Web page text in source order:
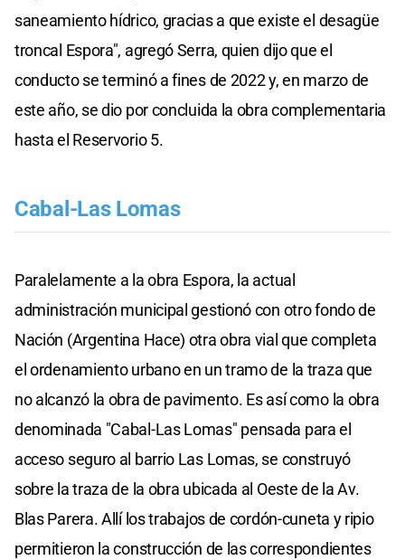
saneamiento hídrico, gracias a que existe el desagüe
troncal Espora", agregó Serra, quien dijo que el
conducto se terminó a fines de 2022 y, en marzo de
este año, se dio por concluida la obra complementaria
hasta el Reservorio 5.
Cabal-Las Lomas
Paralelamente a la obra Espora, la actual
administración municipal gestionó con otro fondo de
Nación (Argentina Hace) otra obra vial que completa
el ordenamiento urbano en un tramo de la traza que
no alcanzó la obra de pavimento. Es así como la obra
denominada "Cabal-Las Lomas" pensada para el
acceso seguro al barrio Las Lomas, se construyó
sobre la traza de la obra ubicada al Oeste de la Av.
Blas Parera. Allí los trabajos de cordón-cuneta y ripio
permitieron la construcción de las correspondientes